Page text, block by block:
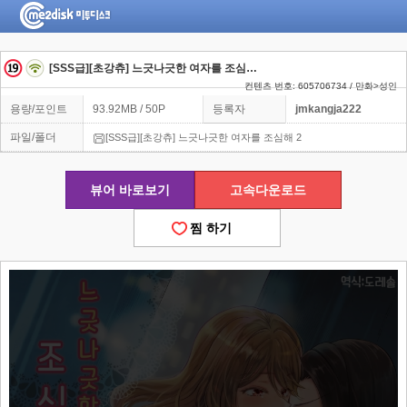
[SSS급][초강츄] 느긋나긋한 여자를 조심해 2
컨텐츠 번호: 605706734 / 만화>성인
용량/포인트 93.92MB / 50P 등록자 jmkangja222
파일/폴더 [SSS급][초강츄] 느긋나긋한 여자를 조심해 2
뷰어 바로보기 고속다운로드
찜 하기